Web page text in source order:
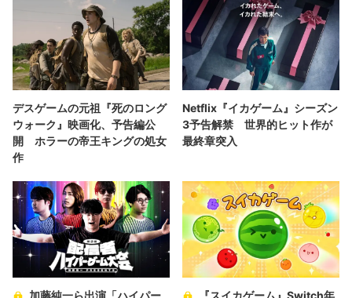
デスゲームの元祖『死のロング
ウォーク』映画化、予告編公
開 ホラーの帝王キングの処女
作
Netflix『イカゲーム』シーズン
3予告解禁 世界的ヒット作が
最終章突入